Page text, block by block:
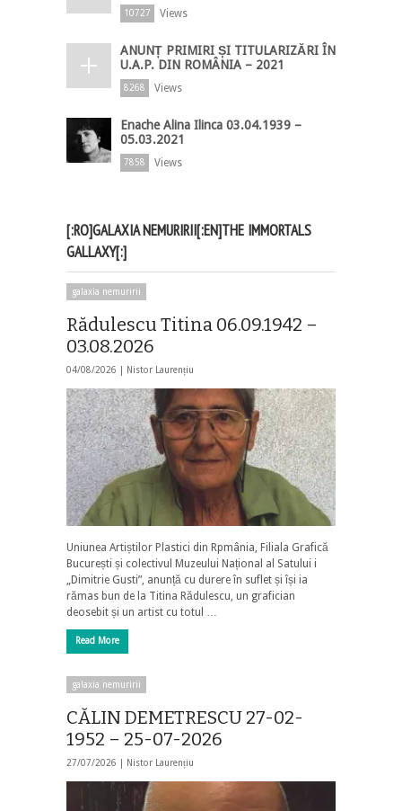
10727 Views
ANUNȚ PRIMIRI ȘI TITULARIZĂRI ÎN
U.A.P. DIN ROMÂNIA – 2021
8268 Views
Enache Alina Ilinca 03.04.1939 –
05.03.2021
7858 Views
[:RO]GALAXIA NEMURIRII[:EN]THE IMMORTALS
GALLAXY[:]
galaxia nemuririi
Rădulescu Titina 06.09.1942 –
03.08.2026
04/08/2026 | Nistor Laurențiu
Uniunea Artiștilor Plastici din Rpmânia, Filiala Grafică
București și colectivul Muzeului Național al Satului i
„Dimitrie Gusti”, anunță cu durere în suflet și își ia
rămas bun de la Titina Rădulescu, un grafician
deosebit și un artist cu totul …
Read More
galaxia nemuririi
CĂLIN DEMETRESCU 27-02-
1952 – 25-07-2026
27/07/2026 | Nistor Laurențiu